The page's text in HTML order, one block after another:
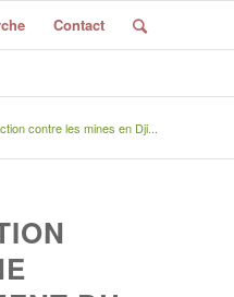
Contact
contre les mines en Dji...